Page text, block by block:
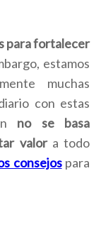
para fortalecer
estamos
muchas
con estas
no se basa
valora todo
consejospara